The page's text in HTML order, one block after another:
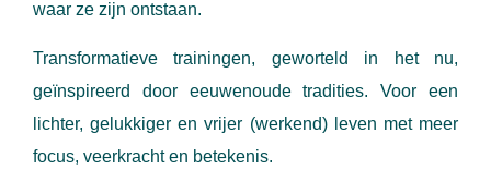
waar ze zijn ontstaan.
Transformatieve trainingen, geworteld in het nu,
geïnspireerd door eeuwenoude tradities. Voor een
lichter, gelukkiger en vrijer (werkend) leven met meer
focus, veerkracht en betekenis.